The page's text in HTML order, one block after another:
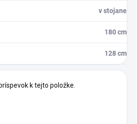
v stojane
180 cm
128 cm
k tejto položke.